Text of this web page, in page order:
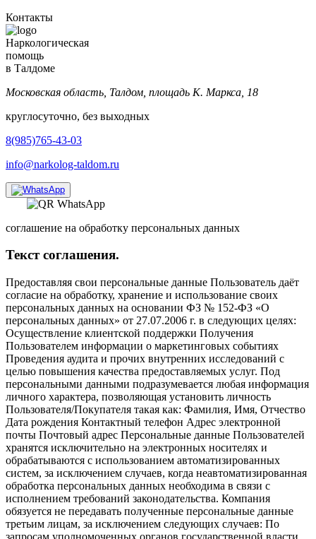
Контакты
Наркологическая
помощь
в Талдоме
Московская область, Талдом, площадь К. Маркса, 18
круглосуточно, без выходных
8(985)765-43-03
info@narkolog-taldom.ru
соглашение на обработку персональных данных
Текст соглашения.
Предоставляя свои персональные данные Пользователь даёт
согласие на обработку, хранение и использование своих
персональных данных на основании ФЗ № 152-ФЗ «О
персональных данных» от 27.07.2006 г. в следующих целях:
Осуществление клиентской поддержки Получения
Пользователем информации о маркетинговых событиях
Проведения аудита и прочих внутренних исследований с
целью повышения качества предоставляемых услуг. Под
персональными данными подразумевается любая информация
личного характера, позволяющая установить личность
Пользователя/Покупателя такая как: Фамилия, Имя, Отчество
Дата рождения Контактный телефон Адрес электронной
почты Почтовый адрес Персональные данные Пользователей
хранятся исключительно на электронных носителях и
обрабатываются с использованием автоматизированных
систем, за исключением случаев, когда неавтоматизированная
обработка персональных данных необходима в связи с
исполнением требований законодательства. Компания
обязуется не передавать полученные персональные данные
третьим лицам, за исключением следующих случаев: По
запросам уполномоченных органов государственной власти